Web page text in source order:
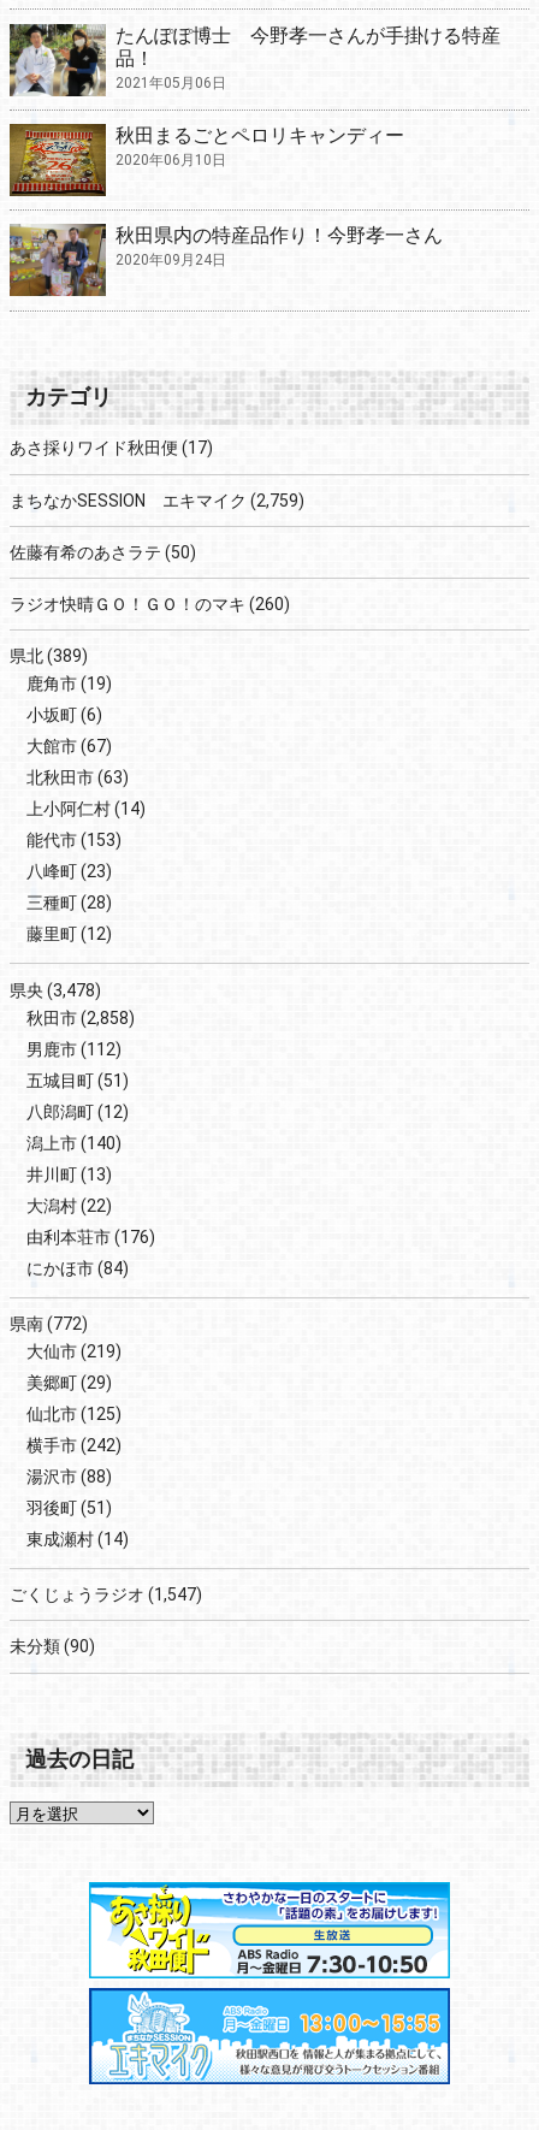
たんぽぽ博士 今野孝一さんが手掛ける特産
品！
2021年05月06日
秋田まるごとペロリキャンディー
2020年06月10日
秋田県内の特産品作り！今野孝一さん
2020年09月24日
カテゴリ
あさ採りワイド秋田便 (17)
まちなかSESSION エキマイク (2,759)
佐藤有希のあさラテ (50)
ラジオ快晴ＧＯ！ＧＯ！のマキ (260)
県北(389)
鹿角市(19)
小坂町(6)
大館市(67)
北秋田市(63)
上小阿仁村(14)
能代市(153)
八峰町(23)
三種町(28)
藤里町(12)
県央(3,478)
秋田市(2,858)
男鹿市(112)
五城目町(51)
八郎潟町(12)
潟上市(140)
井川町(13)
大潟村(22)
由利本荘市(176)
にかほ市(84)
県南(772)
大仙市(219)
美郷町(29)
仙北市(125)
横手市(242)
湯沢市(88)
羽後町(51)
東成瀬村(14)
ごくじょうラジオ (1,547)
未分類(90)
過去の日記